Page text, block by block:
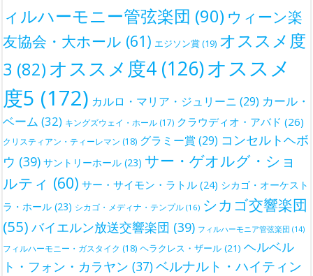
ィルハーモニー管弦楽団 (90) ウィーン楽
友協会・大ホール (61) エジソン賞(19) オススメ度
3 (82) オススメ度4 (126)オススメ
度5 (172) カルロ・マリア・ジュリーニ (29) カール・
ベーム (32) キングズウェイ・ホール (17) クラウディオ・アバド (26)
クリスティアン・ティーレマン (18) グラミー賞 (29) コンセルトヘボ
ウ (39) サントリーホール (23) サー・ゲオルグ・ショ
ルティ (60) サー・サイモン・ラトル (24) シカゴ・オーケスト
ラ・ホール (23) シカゴ・メディナ・テンプル (16) シカゴ交響楽団
(55) バイエルン放送交響楽団 (39) フィルハーモニア管弦楽団 (14)
フィルハーモニー・ガスタイク (18) ヘラクレス・ザール (21) ヘルベル
ト・フォン・カラヤン (37)ベルナルト・ハイティン